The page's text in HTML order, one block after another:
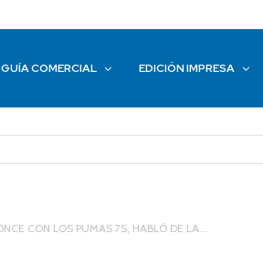
GUÍA COMERCIAL EDICIÓN IMPRESA
CON LOS PUMAS 7S, HABLÓ DE LA...